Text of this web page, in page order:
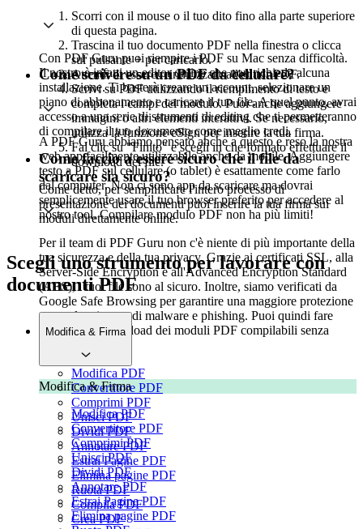
Scorri con il mouse o il tuo dito fino alla parte superiore
di questa pagina.
Trascina il tuo documento PDF nella finestra o clicca
sul pulsante + per caricarlo.
Attendi di essere reindirizzato all'editor PDF.
Scrivi su PDF utilizzando il riempimento di testo e
completa i campi del modulo. Puoi anche aggiungere
immagini o altri elementi interattivi. Se necessario,
utilizza la funzione eSign per inserire la tua firma.
Fai clic su "Finito" e scegli in che formato effettuare il
download del file.
Come detto, per semplificare l'intero processo di
presentazione dei documenti puoi inserire la tua firma sui
moduli direttamente online.
Con PDF Guru puoi riempire i PDF su Mac senza difficoltà.
Il nostro è infatti un editor online che non richiede alcuna
installazione. Ti basterà creare un account, selezionare un
piano di abbonamento e caricare il tuo file. A quel punto, avrai
accesso a una serie di strumenti di editing che ti permetteranno
di compilare il tuo documento come meglio credi.
Come scrivere su un PDF da cellulare?
A PDF Guru abbiamo pensato anche a questo e reso la nostra
web app facilmente utilizzabile anche da mobile. Aggiungere
testo a PDF sul cellulare (o tablet) è esattamente come farlo
dal computer. Non ci sono app da scaricare ma dovrai
semplicemente usare il tuo browser preferito per accedere al
nostro tool. Compilare modulo PDF non ha più limiti!
Come faccio a essere sicuro che il file da
scaricare sia sicuro?
Per il team di PDF Guru non c'è niente di più importante della
tua sicurezza e della tua privacy. Grazie ai certificati SSL, alla
Server-Side Encryption e all'Advanced Encryption Standard
(AES), i tuoi file sono al sicuro. Inoltre, siamo verificati da
Google Safe Browsing per garantire una maggiore protezione
contro le minacce di malware e phishing. Puoi quindi fare
l'upload e il download dei moduli PDF compilabili senza
Scegli uno strumento per lavorare con
documenti PDF
Modifica & Firma
Modifica PDF
Convertitore PDF
Comprimi PDF
Unisci PDF
Dividi PDF
Annotare PDF
Estrai Pagine PDF
Elimina pagine PDF
Ruota PDF
Compila PDF
Crea PDF
Modifica & Firma
Modifica PDF
Convertitore PDF
Comprimi PDF
Unisci PDF
Dividi PDF
Annotare PDF
Estrai Pagine PDF
Elimina pagine PDF